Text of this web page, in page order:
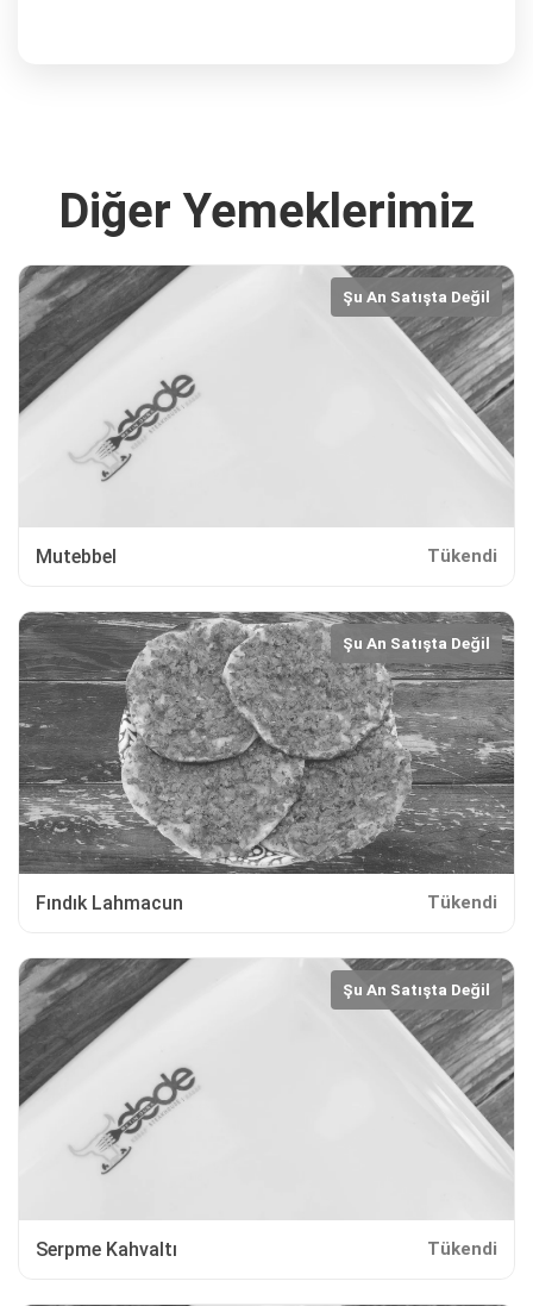
Diğer Yemeklerimiz
Şu An Satışta Değil
Mutebbel Tükendi
Şu An Satışta Değil
Fındık Lahmacun Tükendi
Şu An Satışta Değil
Serpme Kahvaltı Tükendi